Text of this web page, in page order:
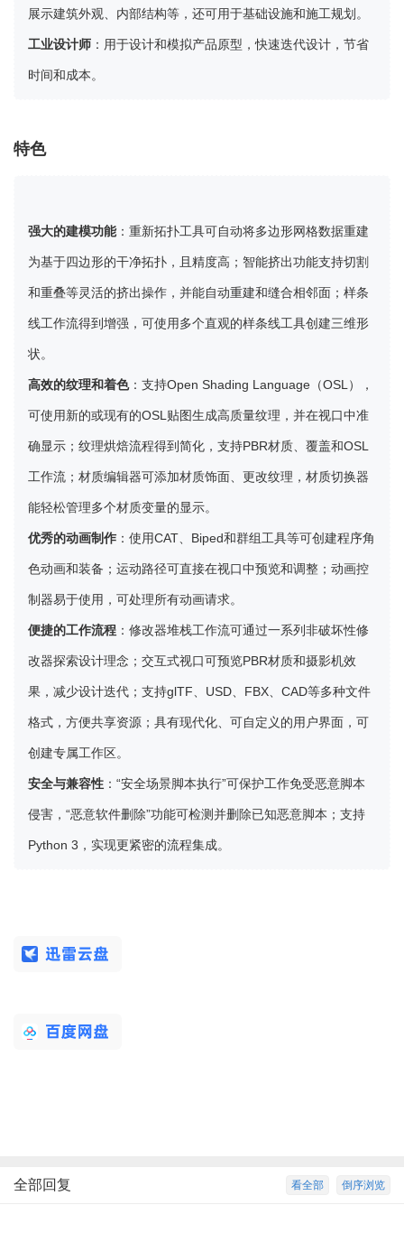
展示建筑外观、内部结构等，还可用于基础设施和施工规划。
工业设计师 ：用于设计和模拟产品原型，快速迭代设计，节省
时间和成本。
特色
强大的建模功能：重新拓扑工具可自动将多边形网格数据重建
为基于四边形的干净拓扑，且精度高；智能挤出功能支持切割
和重叠等灵活的挤出操作，并能自动重建和缝合相邻面；样条
线工作流得到增强，可使用多个直观的样条线工具创建三维形
状。
高效的纹理和着色：支持Open Shading Language（OSL），
可使用新的或现有的OSL贴图生成高质量纹理，并在视口中准
确显示；纹理烘焙流程得到简化，支持PBR材质、覆盖和OSL
工作流；材质编辑器可添加材质饰面、更改纹理，材质切换器
能轻松管理多个材质变量的显示。
优秀的动画制作 ：使用CAT、Biped和群组工具等可创建程序角
色动画和装备；运动路径可直接在视口中预览和调整；动画控
制器易于使用，可处理所有动画请求。
便捷的工作流程 ：修改器堆栈工作流可通过一系列非破坏性修
改器探索设计理念；交互式视口可预览PBR材质和摄影机效
果，减少设计迭代；支持glTF、USD、FBX、CAD等多种文件
格式，方便共享资源；具有现代化、可自定义的用户界面，可
创建专属工作区。
安全与兼容性 ：“安全场景脚本执行”可保护工作免受恶意脚本
侵害，“恶意软件删除”功能可检测并删除已知恶意脚本；支持
Python 3，实现更紧密的流程集成。
倒序浏览
看全部
全部回复